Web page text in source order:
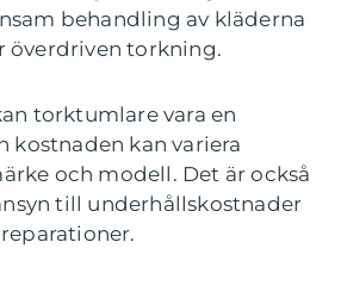
behandling av kläderna
överdriven torkning.
torktumlare vara en
kostnaden kan variera
och modell. Det är också
till underhållskostnader